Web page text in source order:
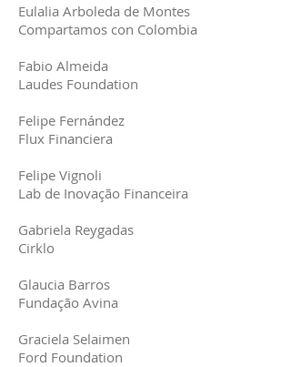
Eulalia Arboleda de Montes
Compartamos con Colombia
Fabio Almeida
Laudes Foundation
Felipe Fernández
Flux Financiera
Felipe Vignoli
Lab de Inovação Financeira
Gabriela Reygadas
Cirklo
Glaucia Barros
Fundação Avina
Graciela Selaimen
Ford Foundation